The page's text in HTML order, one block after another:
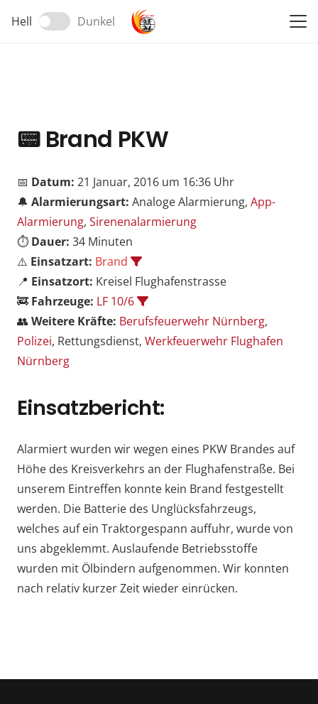
Hell Dunkel
📟Brand PKW
📅 Datum: 21 Januar, 2016 um 16:36 Uhr
🔔 Alarmierungsart: Analoge Alarmierung, App-
Alarmierung, Sirenenalarmierung
⏱️ Dauer: 34 Minuten
⚠️ Einsatzart: Brand
📍 Einsatzort: Kreisel Flughafenstrasse
🚒 Fahrzeuge: LF 10/6
👥 Weitere Kräfte: Berufsfeuerwehr Nürnberg,
Polizei, Rettungsdienst, Werkfeuerwehr Flughafen
Nürnberg
Einsatzbericht:
Alarmiert wurden wir wegen eines PKW Brandes auf
Höhe des Kreisverkehrs an der Flughafenstraße. Bei
unserem Eintreffen konnte kein Brand festgestellt
werden. Die Batterie des Unglücksfahrzeugs,
welches auf ein Traktorgespann auffuhr, wurde von
uns abgeklemmt. Auslaufende Betriebsstoffe
wurden mit Ölbindern aufgenommen. Wir konnten
nach relativ kurzer Zeit wieder einrücken.